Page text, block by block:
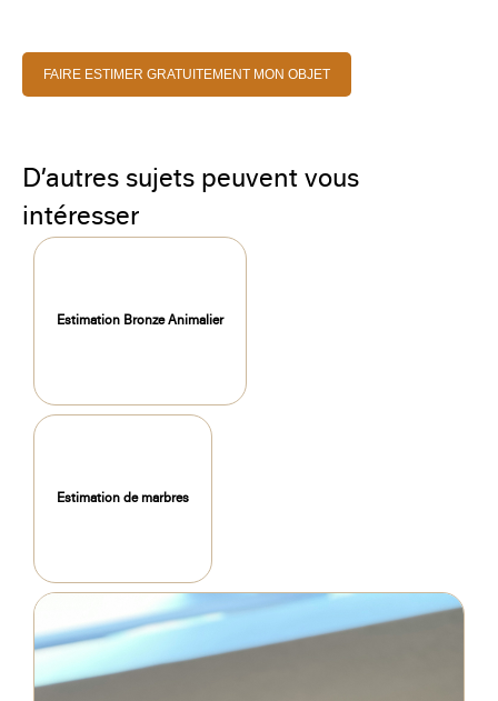
FAIRE ESTIMER GRATUITEMENT MON OBJET
D’autres sujets peuvent vous
intéresser
Estimation Bronze Animalier
Estimation de marbres